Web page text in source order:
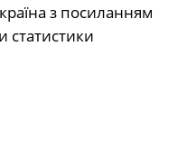
з посиланням
статистики